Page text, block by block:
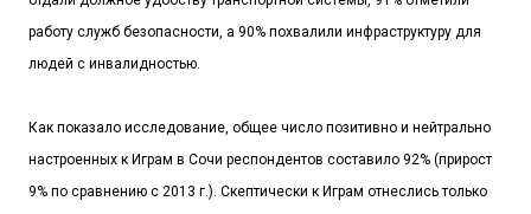
работу служб безопасности, а 90% похвалили инфраструктуру для
людей с инвалидностью.
Как показало исследование, общее число позитивно и нейтрально
настроенных к Играм в Сочи респондентов составило 92% (прирост
9% по сравнению с 2013 г.). Скептически к Играм отнеслись только